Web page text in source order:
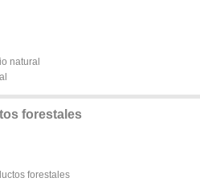
natural
forestales
forestales